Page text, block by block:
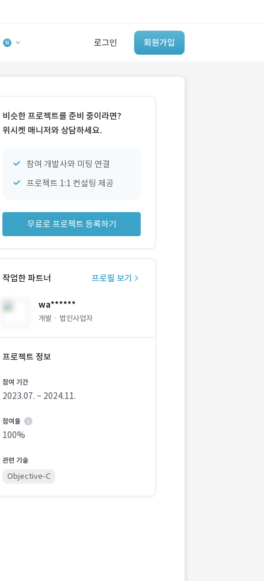
로그인 회원가입
‘이런 거’ 만들어본
개발 회사 있어?
비슷한 프로젝트를 준비 중이라면?
위시켓 매니저와 상담하세요.
참여 개발사와 미팅 연결
프로젝트 1:1 컨설팅 제공
무료로 프로젝트 등록하기
작업한 파트너 프로필 보기
wa******
개발 · 법인사업자
프로젝트 정보
참여 기간
2023.07. ~ 2024.11.
참여율
100%
관련 기술
Objective-C